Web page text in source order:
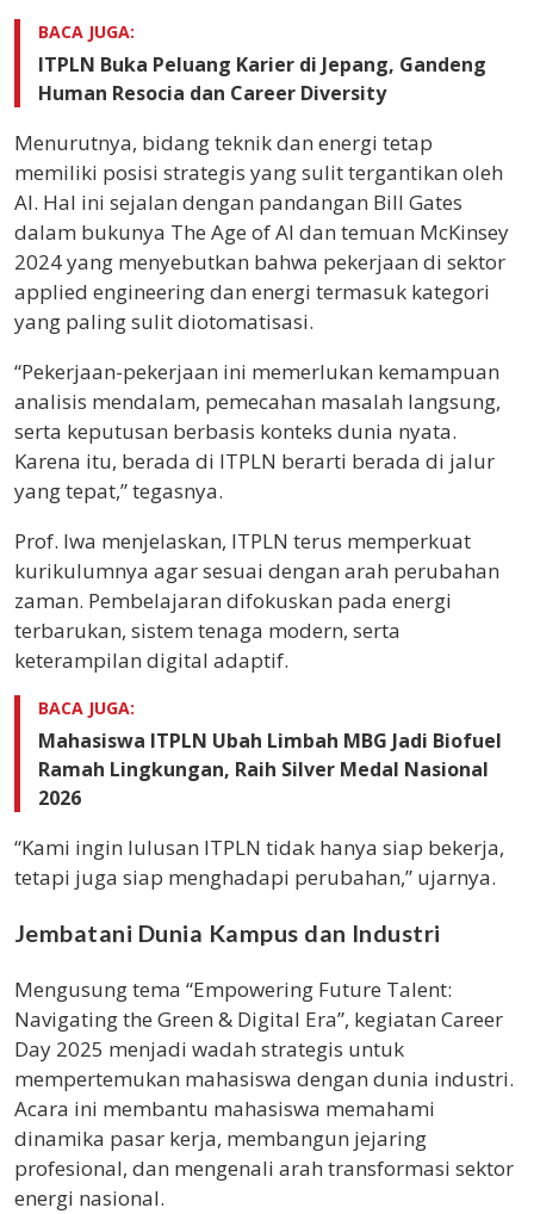
BACA JUGA:
ITPLN Buka Peluang Karier di Jepang, Gandeng
Human Resocia dan Career Diversity
Menurutnya, bidang teknik dan energi tetap
memiliki posisi strategis yang sulit tergantikan oleh
AI. Hal ini sejalan dengan pandangan Bill Gates
dalam bukunya The Age of AI dan temuan McKinsey
2024 yang menyebutkan bahwa pekerjaan di sektor
applied engineering dan energi termasuk kategori
yang paling sulit diotomatisasi.
“Pekerjaan-pekerjaan ini memerlukan kemampuan
analisis mendalam, pemecahan masalah langsung,
serta keputusan berbasis konteks dunia nyata.
Karena itu, berada di ITPLN berarti berada di jalur
yang tepat,” tegasnya.
Prof. Iwa menjelaskan, ITPLN terus memperkuat
kurikulumnya agar sesuai dengan arah perubahan
zaman. Pembelajaran difokuskan pada energi
terbarukan, sistem tenaga modern, serta
keterampilan digital adaptif.
BACA JUGA:
Mahasiswa ITPLN Ubah Limbah MBG Jadi Biofuel
Ramah Lingkungan, Raih Silver Medal Nasional
2026
“Kami ingin lulusan ITPLN tidak hanya siap bekerja,
tetapi juga siap menghadapi perubahan,” ujarnya.
Jembatani Dunia Kampus dan Industri
Mengusung tema “Empowering Future Talent:
Navigating the Green & Digital Era”, kegiatan Career
Day 2025 menjadi wadah strategis untuk
mempertemukan mahasiswa dengan dunia industri.
Acara ini membantu mahasiswa memahami
dinamika pasar kerja, membangun jejaring
profesional, dan mengenali arah transformasi sektor
energi nasional.